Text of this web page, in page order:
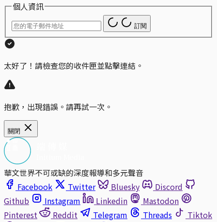
個人資訊
訂閱
太好了！請檢查您的收件匣並點擊連結。
抱歉，出現錯誤。請再試一次。
關閉
華文世界不可或缺的深度報導和多元聲音
Facebook
Twitter Bluesky
Discord
Github
Instagram Linkedin
Mastodon
Pinterest
Reddit Telegram Threads
Tiktok